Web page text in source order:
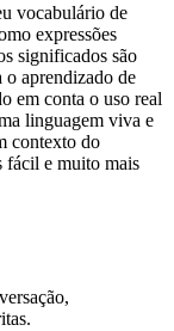
vocabulário de
expressões
significados são
o aprendizado de
em conta o uso real
linguagem viva e
contexto do
e muito mais